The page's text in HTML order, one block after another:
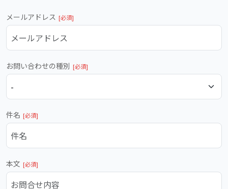
メールアドレス
お問い合わせの種別
件名
本文